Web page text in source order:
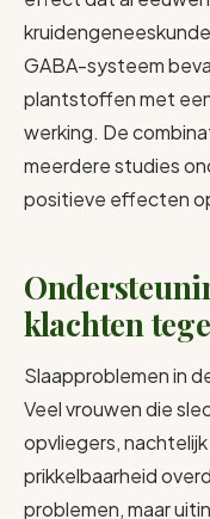
GABA-systeem
plantstoffen met
werking. De
meerdere studies
positieve effecten
klachten
Slaapproblemen in
Veel vrouwen die
opvliegers,
prikkelbaarheid
problemen, maar